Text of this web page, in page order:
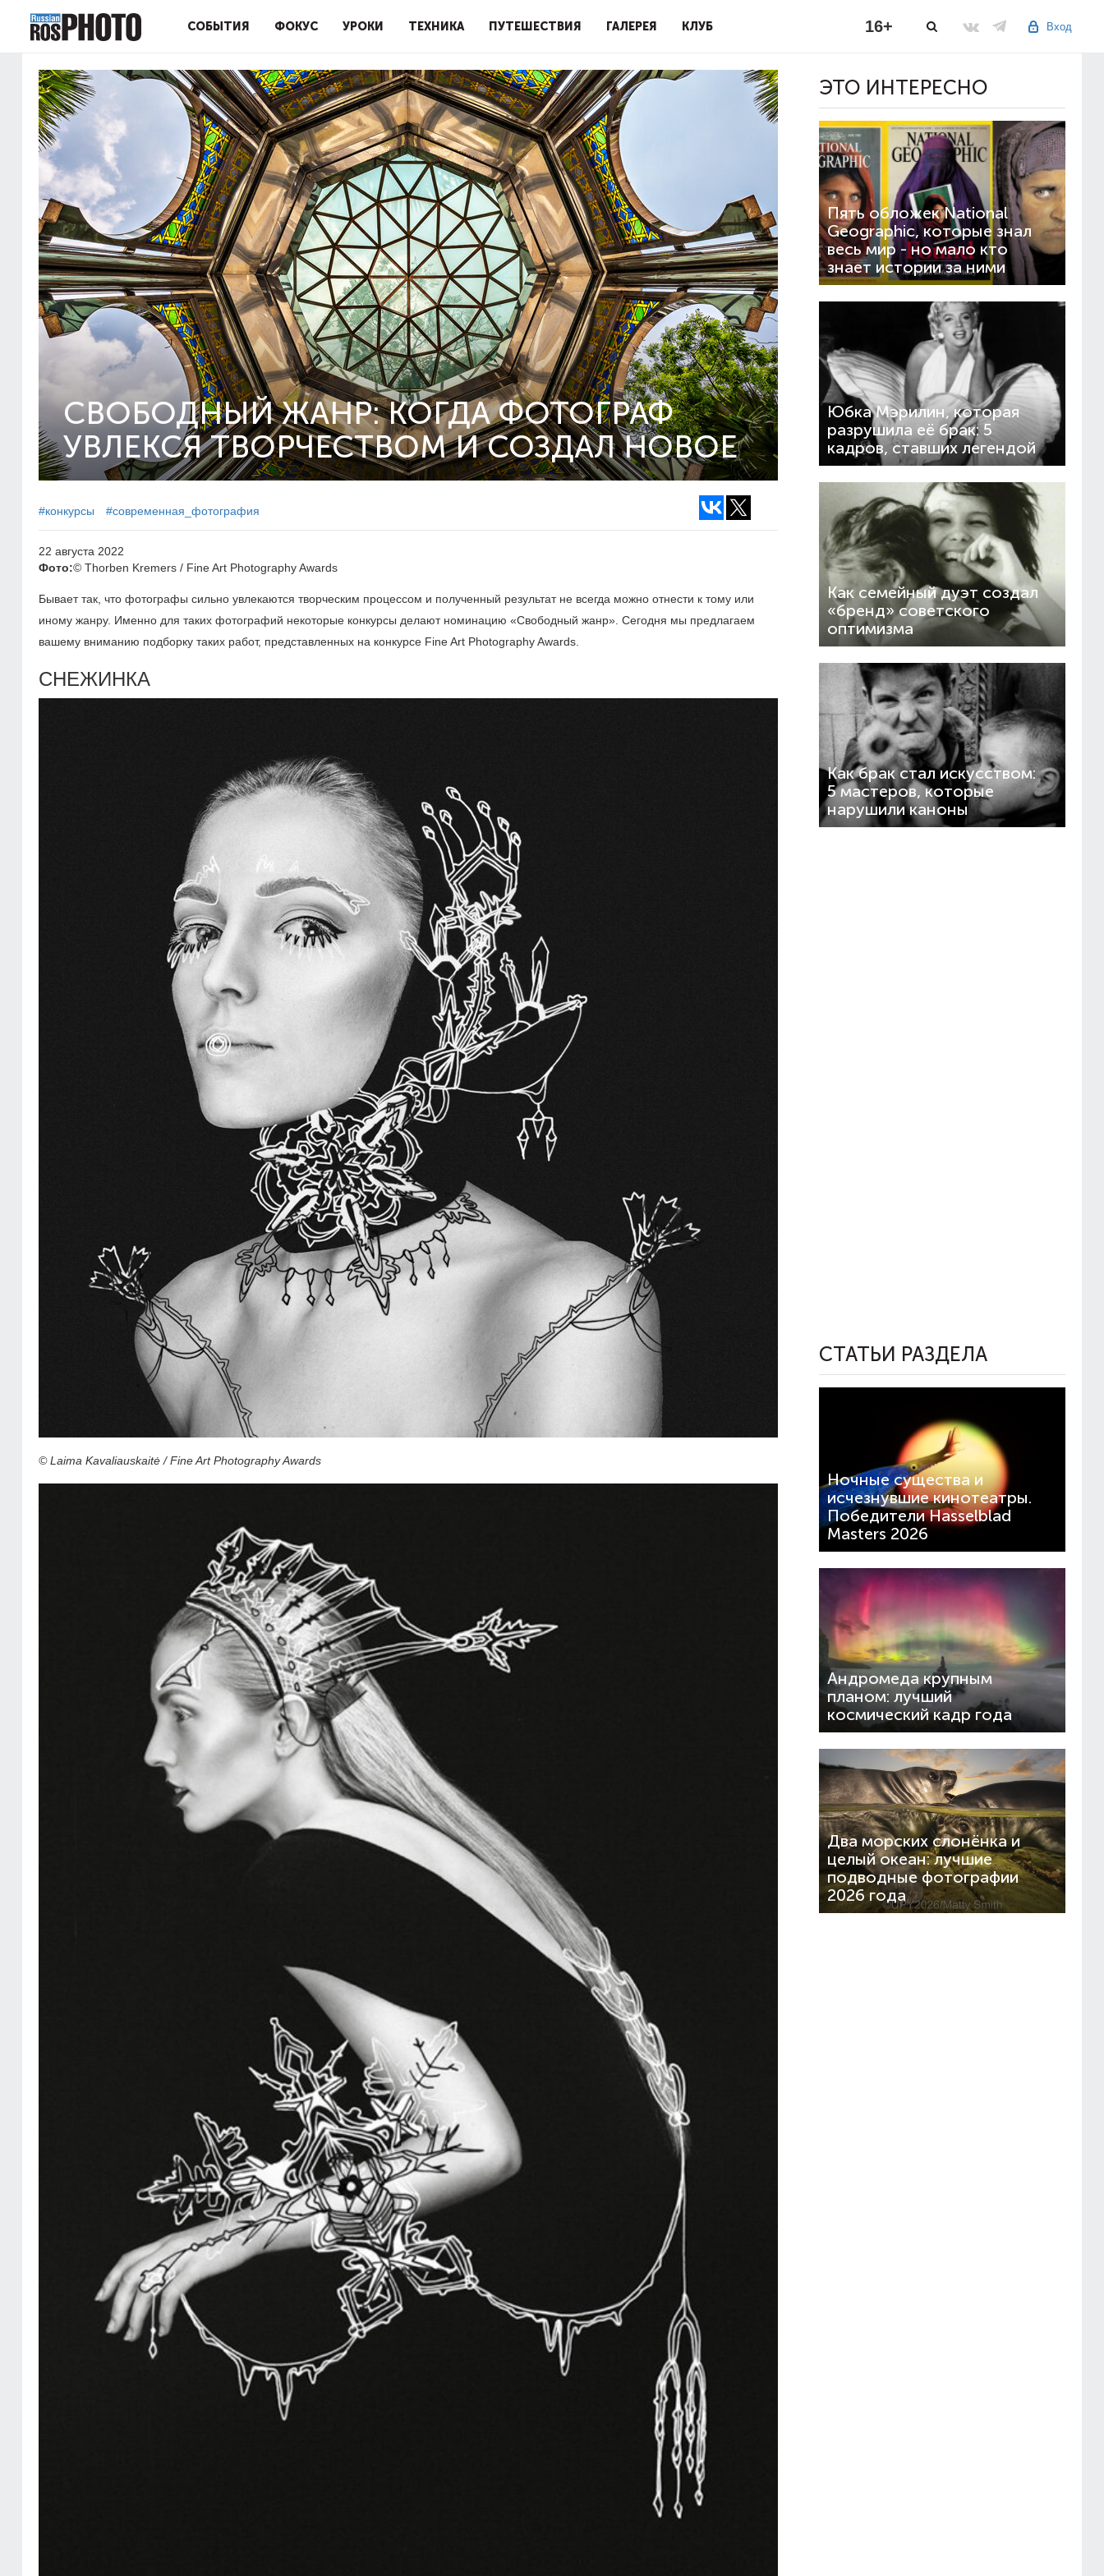
СОБЫТИЯ ФОКУС УРОКИ ТЕХНИКА ПУТЕШЕСТВИЯ ГАЛЕРЕЯ КЛУБ Вход
16+
СВОБОДНЫЙ ЖАНР: КОГДА ФОТОГРАФ
УВЛЕКСЯ ТВОРЧЕСТВОМ И СОЗДАЛ НОВОЕ
#конкурсы #современная_фотография
22 августа 2022
Фото:© Thorben Kremers / Fine Art Photography Awards
Бывает так, что фотографы сильно увлекаются творческим процессом и полученный результат не всегда можно отнести к тому или
иному жанру. Именно для таких фотографий некоторые конкурсы делают номинацию «Свободный жанр». Сегодня мы предлагаем
вашему вниманию подборку таких работ, представленных на конкурсе Fine Art Photography Awards.
СНЕЖИНКА
© Laima Kavaliauskaitė / Fine Art Photography Awards
ЭТО ИНТЕРЕСНО
Пять обложек National
Geographic, которые знал
весь мир - но мало кто
знает истории за ними
Юбка Мэрилин, которая
разрушила её брак: 5
кадров, ставших легендой
Как семейный дуэт создал
«бренд» советского
оптимизма
Как брак стал искусством:
5 мастеров, которые
нарушили каноны
СТАТЬИ РАЗДЕЛА
Ночные существа и
исчезнувшие кинотеатры.
Победители Hasselblad
Masters 2026
Андромеда крупным
планом: лучший
космический кадр года
Два морских слонёнка и
целый океан: лучшие
подводные фотографии
2026 года